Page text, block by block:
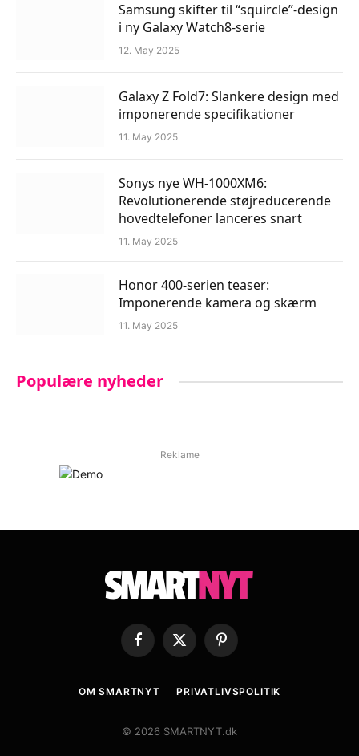
Samsung skifter til “squircle”-design
i ny Galaxy Watch8-serie
12. May 2025
Galaxy Z Fold7: Slankere design med
imponerende specifikationer
11. May 2025
Sonys nye WH-1000XM6:
Revolutionerende støjreducerende
hovedtelefoner lanceres snart
11. May 2025
Honor 400-serien teaser:
Imponerende kamera og skærm
11. May 2025
Populære nyheder
Reklame
Facebook
X
Pinterest
OM SMARTNYT PRIVATLIVSPOLITIK
© 2026 SMARTNYT.dk